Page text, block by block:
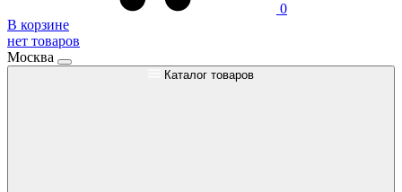
0
В корзине
нет товаров
Москва
Каталог товаров